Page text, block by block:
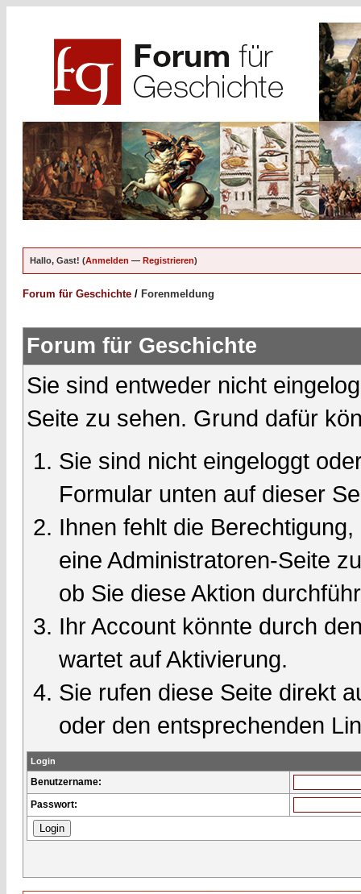
Hallo, Gast! (Anmelden — Registrieren)
Forum für Geschichte / Forenmeldung
Forum für Geschichte
Sie sind entweder nicht
Seite zu sehen. Grund dafür
Sie sind nicht eingeloggt
Formular unten auf dieser
Ihnen fehlt die
eine Administratoren-Seite
ob Sie diese Aktion
Ihr Account könnte durch
wartet auf Aktivierung.
Sie rufen diese Seite direkt
oder den entsprechenden
Login
Benutzername:
Passwort: